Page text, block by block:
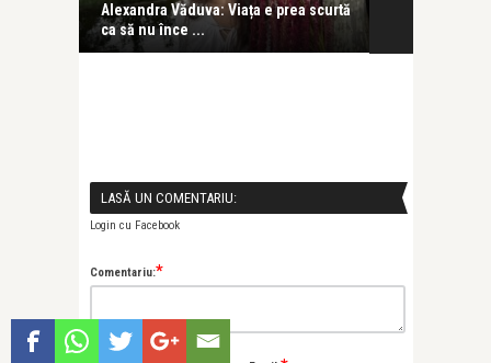
Alexandra Văduva: Viața e prea scurtă
ca să nu înce ...
LASĂ UN COMENTARIU:
Login cu Facebook
Comentariu:*